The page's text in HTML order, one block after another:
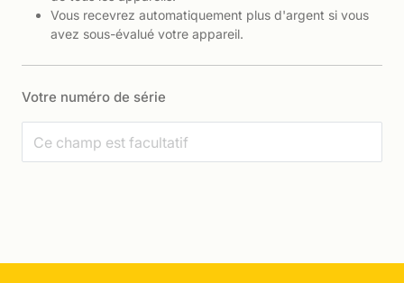
Vous recevrez automatiquement plus d'argent si vous
avez sous-évalué votre appareil.
Votre numéro de série